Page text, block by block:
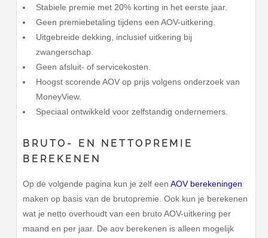
Stabiele premie met 20% korting in het eerste jaar.
Geen premiebetaling tijdens een AOV-uitkering.
Uitgebreide dekking, inclusief uitkering bij
zwangerschap.
Geen afsluit- of servicekosten.
Hoogst scorende AOV op prijs volgens onderzoek van
MoneyView.
Speciaal ontwikkeld voor zelfstandig ondernemers.
BRUTO- EN NETTOPREMIE
BEREKENEN
Op de volgende pagina kun je zelf eenAOV berekeningen
maken op basis van de brutopremie. Ook kun je berekenen
wat je netto overhoudt van een bruto AOV-uitkering per
maand en per jaar. De aov berekenen is alleen mogelijk